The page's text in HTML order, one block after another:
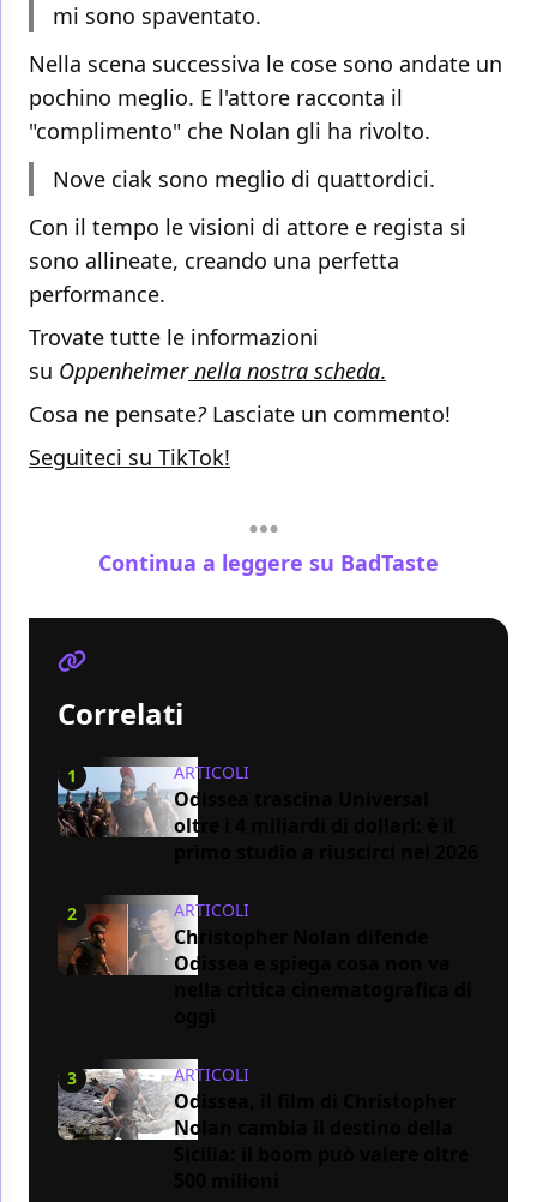
mi sono spaventato.
Nella scena successiva le cose sono andate un
pochino meglio. E l'attore racconta il
"complimento" che Nolan gli ha rivolto.
Nove ciak sono meglio di quattordici.
Con il tempo le visioni di attore e regista si
sono allineate, creando una perfetta
performance.
Trovate tutte le informazioni
su Oppenheimernella nostra scheda.
Cosa ne pensate?Lasciate un commento!
Seguiteci su TikTok!
Continua a leggere su BadTaste
Correlati
1 ARTICOLI
Odissea trascina Universal
oltre i 4 miliardi di dollari: è il
2 ARTICOLI
Christopher Nolan difende
Odissea e spiega cosa non va
3 ARTICOLI
Odissea, il film di Christopher
Nolan cambia il destino della